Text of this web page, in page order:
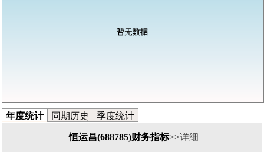
年度统计 同期历史 季度统计
恒运昌(688785)财务指标>>详细